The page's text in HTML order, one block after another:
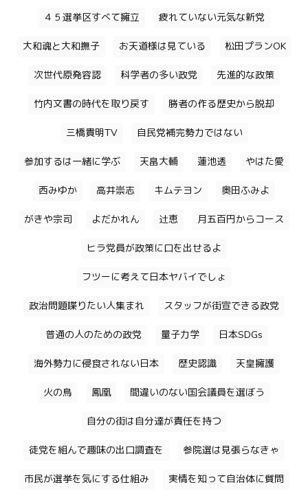
４５選挙区すべて擁立 疲れていない元気な新党
大和魂と大和撫子 お天道様は見ている 松田プランOK
次世代原発容認 科学者の多い政党 先進的な政策
竹内文書の時代を取り戻す 勝者の作る歴史から脱却
三橋貴明TV 自民党補完勢力ではない
参加するは一緒に学ぶ 天畠大輔 蓮池透 やはた愛
西みゆか 高井崇志 キムテヨン 奥田ふみよ
がきや宗司 よだかれん 辻恵 月五百円からコース
ヒラ党員が政策に口を出せるよ
フツーに考えて日本ヤバイでしょ
政治問題喋りたい人集まれ スタッフが街宣できる政党
普通の人のための政党 量子力学 日本SDGs
海外勢力に侵食されない日本 歴史認識 天皇擁護
火の鳥 鳳凰 間違いのない国会議員を選ぼう
自分の街は自分達が責任を持つ
徒党を組んで趣味の出口調査を 参院選は見張らなきゃ
市民が選挙を気にする仕組み 実情を知って自治体に質問